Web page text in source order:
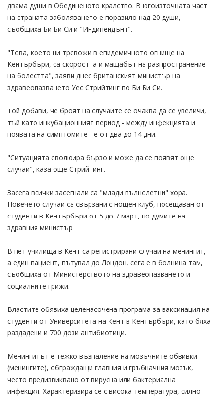
двама души в Обединеното кралство. В югоизточната част
на страната заболяването е поразило над 20 души,
съобщиха Би Би Си и "Индипендънт".
"Това, което ни тревожи в епидемичното огнище на
Кентърбъри, са скоростта и мащабът на разпространение
на болестта", заяви днес британският министър на
здравеопазването Уес Стрийтинг по Би Би Си.
Той добави, че броят на случаите се очаква да се увеличи,
тъй като инкубационният период - между инфекцията и
появата на симптомите - е от два до 14 дни.
"Ситуацията еволюира бързо и може да се появят още
случаи", каза още Стрийтинг.
Засега всички засегнали са "млади пълнолетни" хора.
Повечето случаи са свързани с нощен клуб, посещаван от
студенти в Кентърбъри от 5 до 7 март, по думите на
здравния министър.
В пет училища в Кент са регистрирани случаи на менингит,
а един пациент, пътувал до Лондон, сега е в болница там,
съобщиха от Министерството на здравеопазването и
социалните грижи.
Властите обявиха целенасочена програма за ваксинация на
студенти от Университета на Кент в Кентърбъри, като бяха
раздадени и 700 дози антибиотици.
Менингитът е тежко възпаление на мозъчните обвивки
(менингите), обграждащи главния и гръбначния мозък,
често предизвиквано от вирусна или бактериална
инфекция. Характеризира се с висока температура, силно